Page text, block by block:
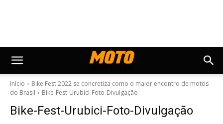
Início
Bike Fest 2022 se concretiza como o maior encontro de motos
do Brasil
Bike-Fest-Urubici-Foto-Divulgação
Bike-Fest-Urubici-Foto-Divulgação